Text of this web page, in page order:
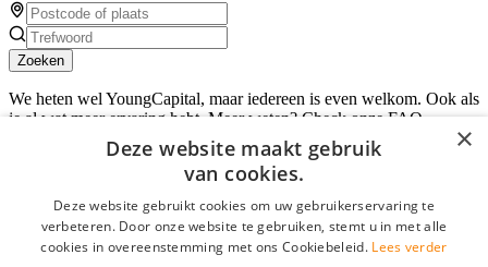
Zoeken
We heten wel YoungCapital, maar iedereen is even welkom. Ook als
je al wat meer ervaring hebt. Meer weten? Check onze FAQ.
Kandidaten
Parttime vacatures
Avondwerk
F.A.Q.
×
Deze website maakt gebruik
van cookies.
Deze website gebruikt cookies om uw gebruikerservaring te
verbeteren. Door onze website te gebruiken, stemt u in met alle
cookies in overeenstemming met ons Cookiebeleid. Lees verder